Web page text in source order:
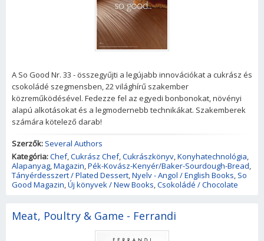
A So Good Nr. 33 - összegyűjti a legújabb innovációkat a cukrász és
csokoládé szegmensben, 22 világhírű szakember
közreműködésével. Fedezze fel az egyedi bonbonokat, növényi
alapú alkotásokat és a legmodernebb technikákat. Szakemberek
számára kötelező darab!
Szerzők: Several Authors
Kategória:Chef,Cukrász Chef,Cukrászkönyv,Konyhatechnológia,
Alapanyag,Magazin,Pék-Kovász-Kenyér/Baker-Sourdough-Bread,
Tányérdesszert / Plated Dessert,Nyelv - Angol / English Books, So
Good Magazin,Új könyvek / New Books,Csokoládé / Chocolate
Meat, Poultry & Game - Ferrandi